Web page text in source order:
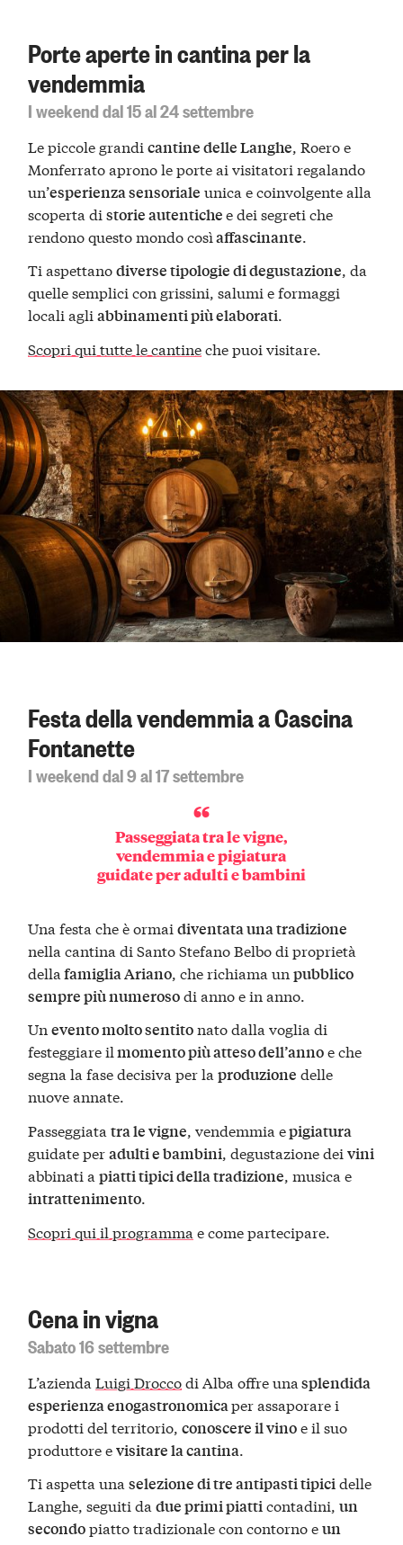
Porte aperte in cantina per la
vendemmia
I weekend dal 15 al 24 settembre
Le piccole grandicantine delle Langhe, Roero e
Monferrato aprono le porte ai visitatori regalando
un’esperienza sensoriale unica e coinvolgente alla
scoperta distorie autentichee dei segreti che
rendono questo mondo cosìaffascinante.
Ti aspettanodiverse tipologie di degustazione, da
quelle semplici con grissini, salumi e formaggi
locali agliabbinamenti più elaborati.
Scopri qui tutte le cantineche puoi visitare.
Festa della vendemmia a Cascina
Fontanette
I weekend dal 9 al 17 settembre
Passeggiata tra le vigne,
vendemmia e pigiatura
guidate per adulti e bambini
Una festa che è ormaidiventata una tradizione
nella cantina di Santo Stefano Belbo di proprietà
della famiglia Ariano, che richiama unpubblico
sempre più numerosodi anno e in anno.
Unevento molto sentitonato dalla voglia di
festeggiare ilmomento più atteso dell’annoe che
segna la fase decisiva per laproduzione delle
nuove annate.
Passeggiatatra le vigne, vendemmia epigiatura
guidate peradulti e bambini, degustazione deivini
abbinati apiatti tipici della tradizione, musica e
intrattenimento.
Scopri qui il programma e come partecipare.
Cena in vigna
Sabato 16 settembre
L’aziendaLuigi Droccodi Alba offre una splendida
esperienza enogastronomicaper assaporare i
prodotti del territorio,conoscere il vinoe il suo
produttore evisitare la cantina
Ti aspetta unaselezione di tre antipasti tipicidelle
Langhe, seguiti dadue primi piatticontadini,un
secondopiatto tradizionale con contorno eun